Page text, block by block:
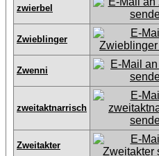
zwierbel
Zwieblinger
Zwenni
zweitaktnarrisch
Zweitakter